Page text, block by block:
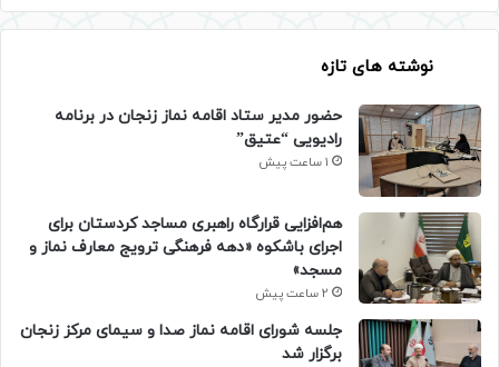
نوشته های تازه
حضور مدیر ستاد اقامه نماز زنجان در برنامه
رادیویی “عتیق”
1 ساعت پیش
هم‌افزایی قرارگاه راهبری مساجد کردستان برای
اجرای باشکوه «دهه فرهنگی ترویج معارف نماز و
مسجد»
2 ساعت پیش
جلسه شورای اقامه نماز صدا و سیمای مرکز زنجان
برگزار شد